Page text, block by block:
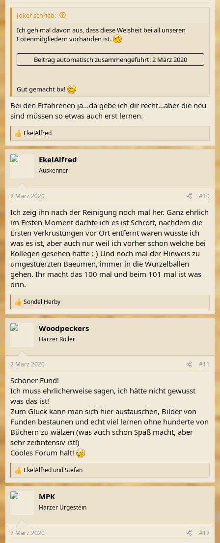
n
Joker schrieb:
Ich geh mal davon aus, dass diese Weisheit bei all unseren
Fotenmitgliedern vorhanden ist.
Beitrag automatisch zusammengeführt: 2 März 2020
Gut gemacht bx!
Bei den Erfahrenen ja...da gebe ich dir recht...aber die neu
sind müssen so etwas auch erst lernen.
R
e
a
k
e
:
EkelAlfred
EkelAlfred
Auskenner
2 März 2020 #10
Ich zeig ihn nach der Reinigung noch mal her. Ganz ehrlich
im Ersten Moment dachte ich es ist Schrott, nachdem die
Ersten Verkrustungen vor Ort entfernt waren wusste ich
was es ist, aber auch nur weil ich vorher schon welche bei
Kollegen gesehen hatte ;-) Und noch mal der Hinweis zu
umgestuerzten Baeumen, immer in die Wurzelballen
gehen. Ihr macht das 100 mal und beim 101 mal ist was
drin.
R
e
a
k
e
:
Sondel Herby
Woodpeckers
Harzer Roller
2 März 2020 #11
Schöner Fund!
Ich muss ehrlicherweise sagen, ich hätte nicht gewusst
was das ist!
Zum Glück kann man sich hier austauschen, Bilder von
Funden bestaunen und echt viel lernen ohne hunderte von
Büchern zu wälzen (was auch schon Spaß macht, aber
sehr zeitintensiv ist!)
Cooles Forum halt!
R
e
a
k
e
EkelAlfred undStefan
MPK
Harzer Urgestein
2 März 2020 #12